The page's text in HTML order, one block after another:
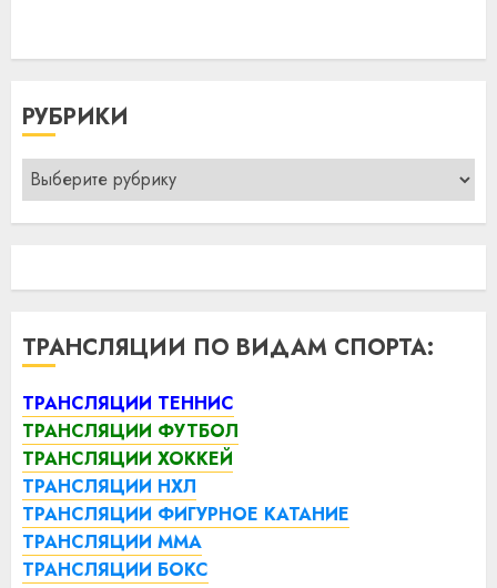
РУБРИКИ
Рубрики
ТРАНСЛЯЦИИ ПО ВИДАМ СПОРТА:
ТРАНСЛЯЦИИ ТЕННИС
ТРАНСЛЯЦИИ ФУТБОЛ
ТРАНСЛЯЦИИ ХОККЕЙ
ТРАНСЛЯЦИИ НХЛ
ТРАНСЛЯЦИИ ФИГУРНОЕ КАТАНИЕ
ТРАНСЛЯЦИИ ММА
ТРАНСЛЯЦИИ БОКС